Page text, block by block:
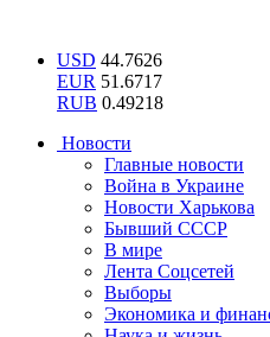
USD 44.7626
EUR 51.6717
RUB 0.49218
Новости
Главные новости
Война в Украине
Новости Харькова
Бывший СССР
В мире
Лента Соцсетей
Выборы
Экономика и